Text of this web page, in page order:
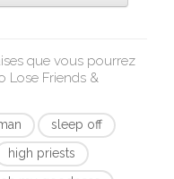
que vous pourrez
Lose Friends &
sleep off
high priests